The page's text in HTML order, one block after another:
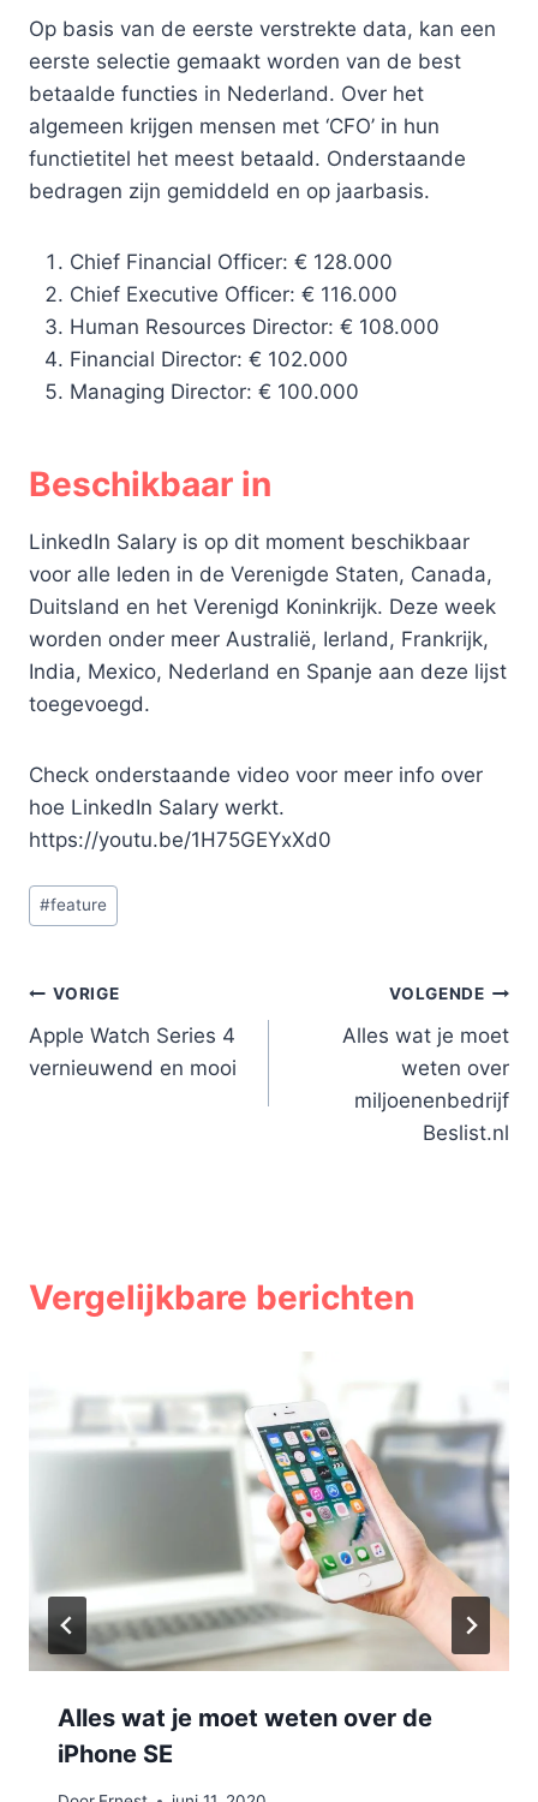
Op basis van de eerste verstrekte data, kan een
eerste selectie gemaakt worden van de best
betaalde functies in Nederland. Over het
algemeen krijgen mensen met ‘CFO’ in hun
functietitel het meest betaald. Onderstaande
bedragen zijn gemiddeld en op jaarbasis.
Chief Financial Officer: € 128.000
Chief Executive Officer: € 116.000
Human Resources Director: € 108.000
Financial Director: € 102.000
Managing Director: € 100.000
Beschikbaar in
LinkedIn Salary is op dit moment beschikbaar
voor alle leden in de Verenigde Staten, Canada,
Duitsland en het Verenigd Koninkrijk. Deze week
worden onder meer Australië, Ierland, Frankrijk,
India, Mexico, Nederland en Spanje aan deze lijst
toegevoegd.
Check onderstaande video voor meer info over
hoe LinkedIn Salary werkt.
https://youtu.be/1H75GEYxXd0
Bericht
tags:
#feature
Bericht
navigatie
VORIGE
Apple Watch Series 4
vernieuwend en mooi
VOLGENDE
Alles wat je moet
weten over
miljoenenbedrijf
Beslist.nl
Vergelijkbare berichten
Alles wat je moet weten over de
iPhone SE